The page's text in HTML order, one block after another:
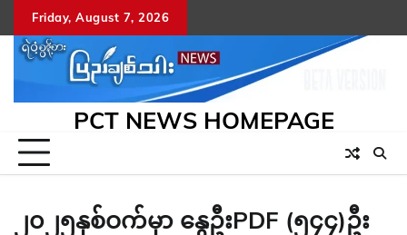
to
content
Friday, August 7, 2026
PCT NEWS HOMEPAGE
၂၀၂၅နှစ်ဝက်မှာ နွေဦးPDF (၅၄၄)ဦး